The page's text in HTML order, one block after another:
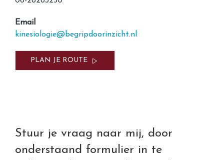
Email
kinesiologie@begripdoorinzicht.nl
PLAN JE ROUTE
Stuur je vraag naar mij, door
onderstaand formulier in te